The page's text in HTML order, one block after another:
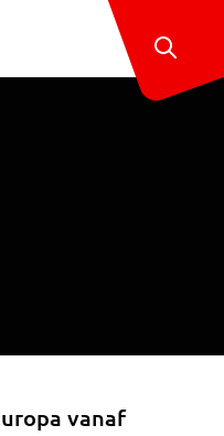
vanaf